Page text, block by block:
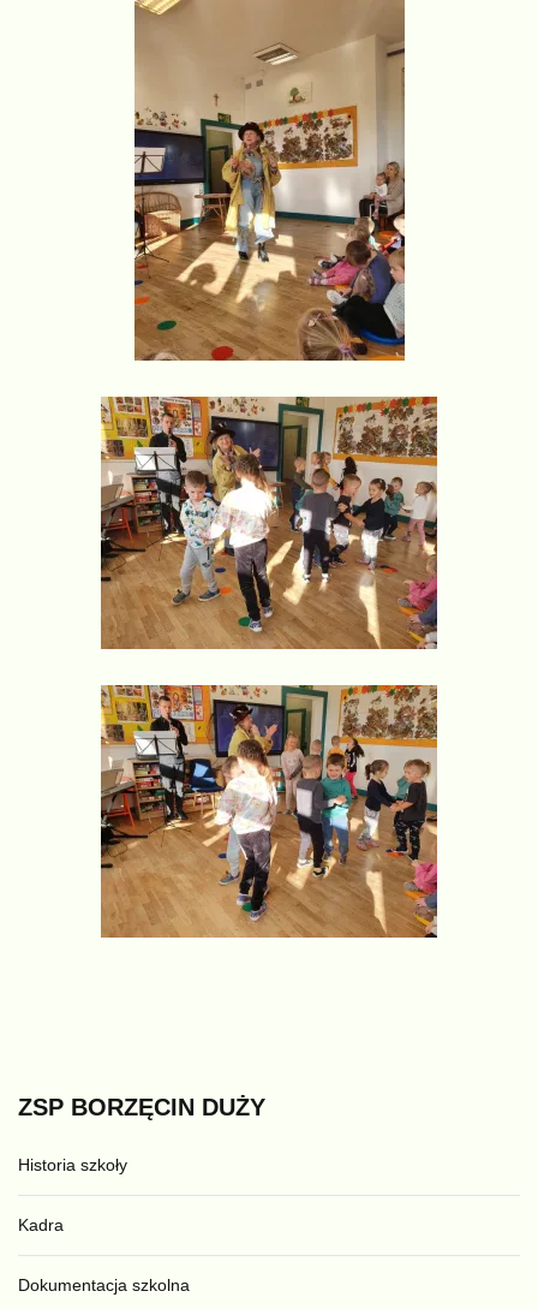
ZSP BORZĘCIN DUŻY
Historia szkoły
Kadra
Dokumentacja szkolna